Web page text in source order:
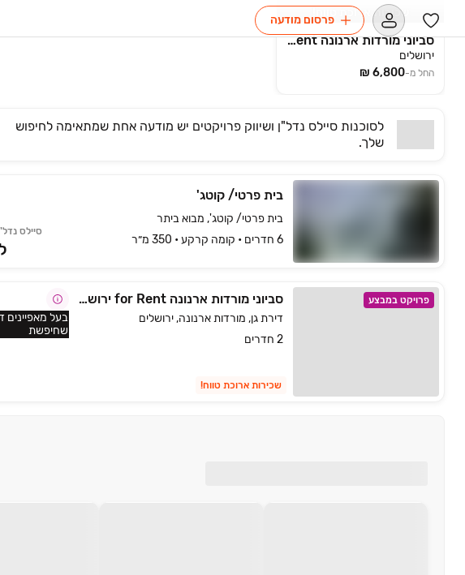
פרסום מודעה
שכירות ארוכת טווח!
סביוני מורדות ארנונה for Rent ירושלים
ירושלים
החל מ-
לסוכנות סיילס נדל"ן ושיווק פרויקטים יש מודעה אחת שמתאימה לחיפוש
שלך.
סיילס
בית פרטי/ קוטג'
בית פרטי/ קוטג', מבוא ביתר
6 חדרים • קומה ‎קרקע‏ • 350 מ״ר
פרויקט במבצע סביוני מורדות ארנונה for Rent ירושלים
דירת גן, מורדות ארנונה, ירושלים
2 חדרים
שכירות ארוכת טווח!
בעל מאפיינים
שחיפשת